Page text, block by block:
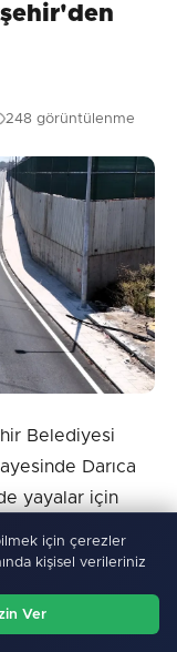
248 görüntülenme
Belediyesi
Darıca
yayalar için
yol çizgileri
için çerezler
kişisel verileriniz
Ver
Menü